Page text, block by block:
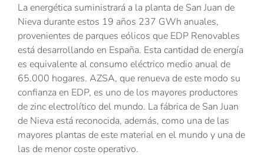
La energética suministrará a la planta de San Juan de
Nieva durante estos 19 años 237 GWh anuales,
provenientes de parques eólicos que EDP Renovables
está desarrollando en España. Esta cantidad de energía
es equivalente al consumo eléctrico medio anual de
65.000 hogares. AZSA, que renueva de este modo su
confianza en EDP, es uno de los mayores productores
de zinc electrolítico del mundo. La fábrica de San Juan
de Nieva está reconocida, además, como una de las
mayores plantas de este material en el mundo y una de
las de menor coste operativo.